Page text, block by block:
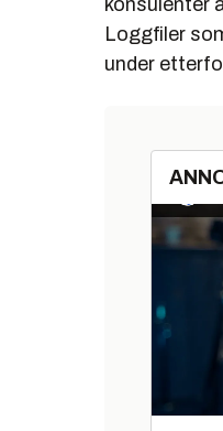
konsulenter
Loggfiler
under